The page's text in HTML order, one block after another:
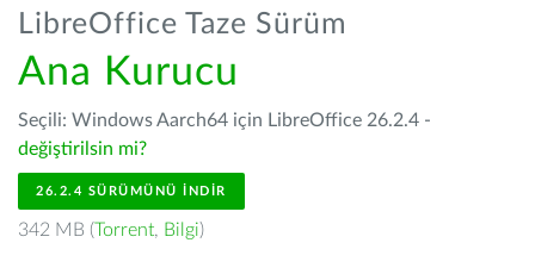
LibreOffice Taze Sürüm
Ana Kurucu
Seçili: Windows Aarch64 için LibreOffice 26.2.4 -
değiştirilsin mi?
26.2.4 SÜRÜMÜNÜ İNDIR
342 MB (Torrent, Bilgi)